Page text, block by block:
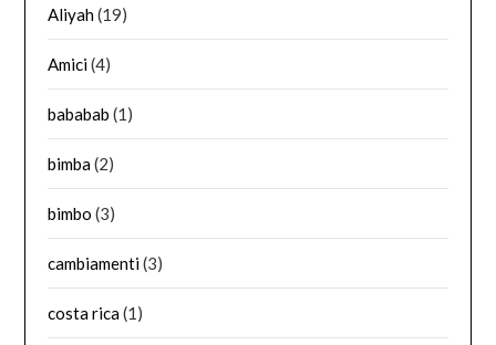
Aliyah(19)
Amici(4)
bababab (1)
bimba(2)
bimbo (3)
cambiamenti(3)
costa rica(1)